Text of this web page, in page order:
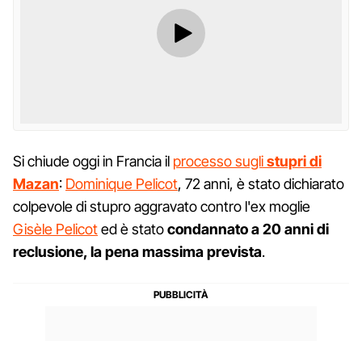
Si chiude oggi in Francia il processo suglistupri di
Mazan: Dominique Pelicot, 72 anni, è stato dichiarato
colpevole di stupro aggravato contro l'ex moglie
Gisèle Pelicoted è statocondannato a 20 anni di
reclusione, la pena massima prevista.